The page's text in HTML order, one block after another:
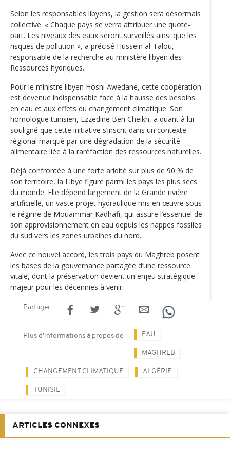
Selon les responsables libyens, la gestion sera désormais
collective. « Chaque pays se verra attribuer une quote-
part. Les niveaux des eaux seront surveillés ainsi que les
risques de pollution », a précisé Hussein al-Talou,
responsable de la recherche au ministère libyen des
Ressources hydriques.
Pour le ministre libyen Hosni Awedane, cette coopération
est devenue indispensable face à la hausse des besoins
en eau et aux effets du changement climatique. Son
homologue tunisien, Ezzedine Ben Cheikh, a quant à lui
souligné que cette initiative s’inscrit dans un contexte
régional marqué par une dégradation de la sécurité
alimentaire liée à la raréfaction des ressources naturelles.
Déjà confrontée à une forte aridité sur plus de 90 % de
son territoire, la Libye figure parmi les pays les plus secs
du monde. Elle dépend largement de la Grande rivière
artificielle, un vaste projet hydraulique mis en œuvre sous
le régime de Mouammar Kadhafi, qui assure l’essentiel de
son approvisionnement en eau depuis les nappes fossiles
du sud vers les zones urbaines du nord.
Avec ce nouvel accord, les trois pays du Maghreb posent
les bases de la gouvernance partagée d’une ressource
vitale, dont la préservation devient un enjeu stratégique
majeur pour les décennies à venir.
Partager
Plus d'informations à propos de EAU
MAGHREB
CHANGEMENT CLIMATIQUE ALGÉRIE
TUNISIE
ARTICLES CONNEXES